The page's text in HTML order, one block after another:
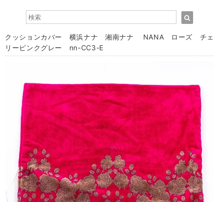
クッションカバー 横浜ナナ 湘南ナナ NANA ローズ チェ
リーピンクグレー nn-CC3-E